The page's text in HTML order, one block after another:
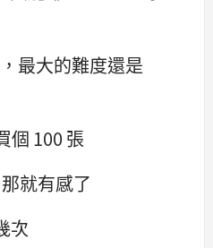
最大的難度還是
個 100 張
就有感了
次